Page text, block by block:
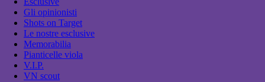
Gli opinionisti
Shots on Target
Le nostre esclusive
Memorabilia
Pianticelle viola
V.I.P.
VN scout